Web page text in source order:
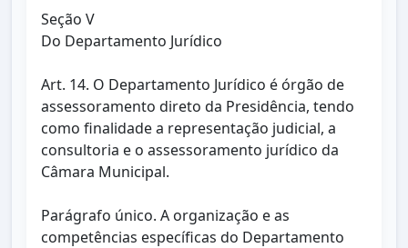
Seção V
Do Departamento Jurídico
Art. 14. O Departamento Jurídico é órgão de
assessoramento direto da Presidência, tendo
como finalidade a representação judicial, a
consultoria e o assessoramento jurídico da
Câmara Municipal.
Parágrafo único. A organização e as
competências específicas do Departamento